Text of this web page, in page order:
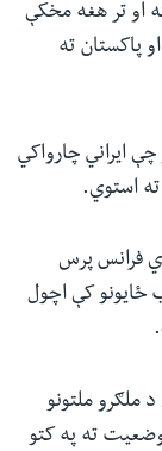
او تر هغه مخکې
پاکستان ته
ایراني چارواکي
ته استوي.
فرانس پرس
ځایونو کې اچول
ملګرو ملتونو
ته په کتو